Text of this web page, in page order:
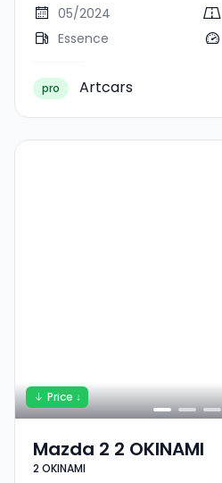
05/2024
Essence
pro Artcars
Price ↓
Mazda 2 2 OKINAMI
2 OKINAMI